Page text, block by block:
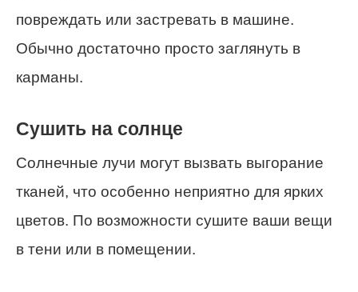
повреждать или застревать в машине.
Обычно достаточно просто заглянуть в
карманы.
Сушить на солнце
Солнечные лучи могут вызвать выгорание
тканей, что особенно неприятно для ярких
цветов. По возможности сушите ваши вещи
в тени или в помещении.